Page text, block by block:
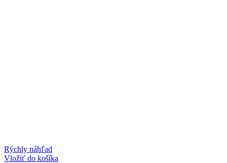
Rýchly náhľad
Vložiť do košíka